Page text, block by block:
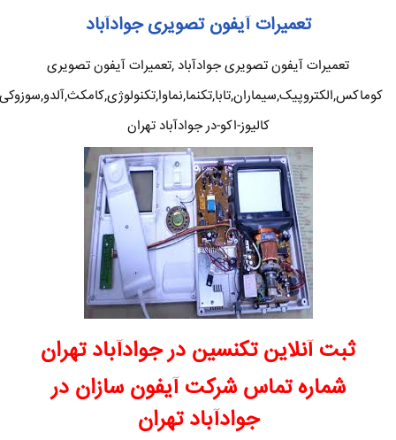
تعمیرات آیفون تصویری جوادآباد
تعمیرات آیفون تصویری جوادآباد ,تعمیرات آیفون تصویری
کوماکس,الکتروپیک,سیماران,تابا,تکنما,نماوا,تکنولوژی,کامکث,آلدو,سوزوکی
کالیوز-اکو-در جوادآباد تهران
ثبت آنلاین تکنسین در جوادآباد تهران
شماره تماس شرکت آیفون سازان در
جوادآباد تهران